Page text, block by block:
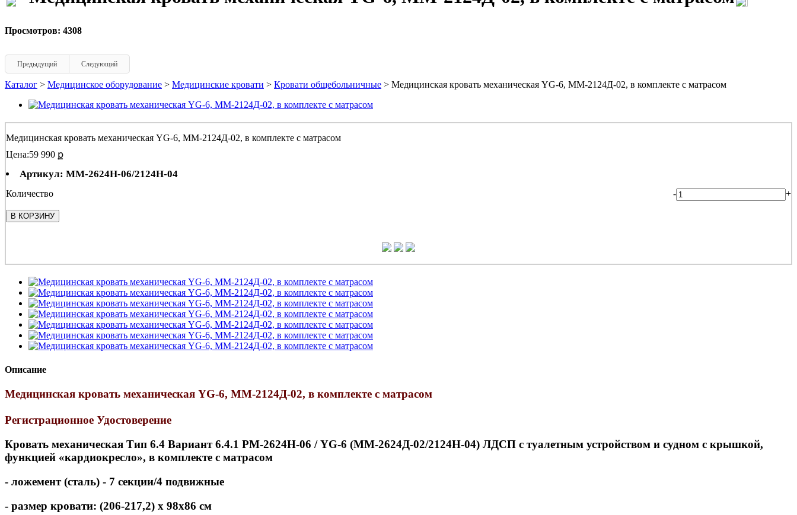
Просмотров: 4308
Предыдущий Следующий
Каталог > Медицинское оборудование > Медицинские кровати > Кровати общебольничные > Медицинская кровать механическая YG-6, ММ-2124Д-02, в комплекте с матрасом
Медицинская кровать механическая YG-6, ММ-2124Д-02, в комплекте с матрасом
Цена:59 990 ք
Артикул: ММ-2624Н-06/2124Н-04
Количество - +
В КОРЗИНУ
Описание
Медицинская кровать механическая YG-6, ММ-2124Д-02, в комплекте с матрасом
Регистрационное Удостоверение
Кровать механическая Тип 6.4 Вариант 6.4.1 РМ-2624Н-06 / YG-6 (ММ-2624Д-02/2124Н-04) ЛДСП с туалетным устройством и судном с крышкой,
функцией «кардиокресло», в комплекте с матрасом
- ложемент (сталь) - 7 секции/4 подвижные
- размер кровати: (206-217,2) х 98х86 см